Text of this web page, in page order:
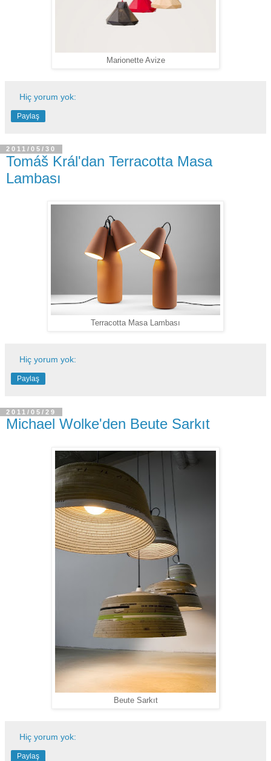
Marionette Avize
Hiç yorum yok:
Paylaş
2011/05/30
Tomáš Král'dan Terracotta Masa
Lambası
Terracotta Masa Lambası
Hiç yorum yok:
Paylaş
2011/05/29
Michael Wolke'den Beute Sarkıt
Beute Sarkıt
Hiç yorum yok:
Paylaş